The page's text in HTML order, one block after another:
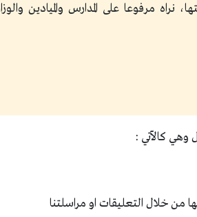
نراه مرفوعا على المدارس والميادين
وهي كالآتي :
من خلال التعليقات او مراسلتنا